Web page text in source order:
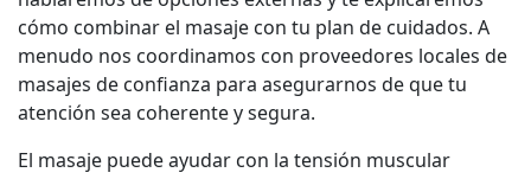
cómo combinar el masaje con tu plan de cuidados. A
menudo nos coordinamos con proveedores locales de
masajes de confianza para asegurarnos de que tu
atención sea coherente y segura.
El masaje puede ayudar con la tensión muscular